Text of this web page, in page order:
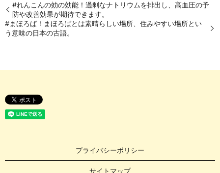
#れんこんの効の効能！過剰なナトリウムを排出し、高血圧の予
防や改善効果が期待できます。
#まほろば！まほろばとは素晴らしい場所、住みやすい場所とい
う意味の日本の古語。
プライバシーポリシー
サイトマップ